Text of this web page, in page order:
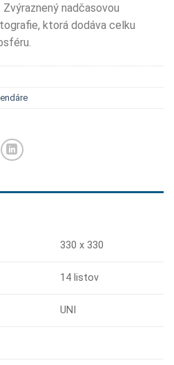
nadčasovou
ktorá dodáva celku
330 x 330
14 listov
UNI